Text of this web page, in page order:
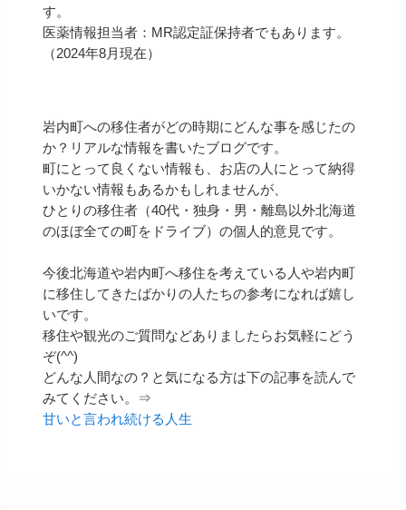
す。
医薬情報担当者：MR認定証保持者でもあります。
（2024年8月現在）
岩内町への移住者がどの時期にどんな事を感じたの
か？リアルな情報を書いたブログです。
町にとって良くない情報も、お店の人にとって納得
いかない情報もあるかもしれませんが、
ひとりの移住者（40代・独身・男・離島以外北海道
のほぼ全ての町をドライブ）の個人的意見です。
今後北海道や岩内町へ移住を考えている人や岩内町
に移住してきたばかりの人たちの参考になれば嬉し
いです。
移住や観光のご質問などありましたらお気軽にどう
ぞ(^^)
どんな人間なの？と気になる方は下の記事を読んで
みてください。⇒
甘いと言われ続ける人生